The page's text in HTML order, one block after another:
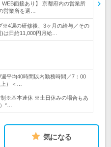
WEB面接あり】 京都府内の営業所
営業所を選…
※4週の研修後、3ヶ月の給与／その
日給11,000円月給…
平均40時間以内勤務時間／7：00
）＜…
制※基本連休 ※土日休みの場合もあ
*…
気になる